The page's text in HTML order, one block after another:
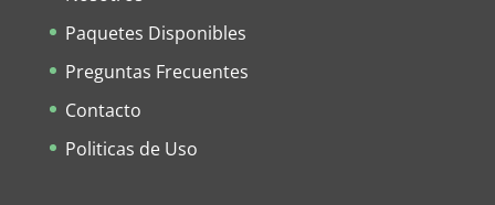
Paquetes Disponibles
Preguntas Frecuentes
Contacto
Politicas de Uso